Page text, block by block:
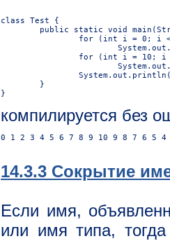
компилируется без
14.3.3 Сокрытие
Если имя,
или имя типа,